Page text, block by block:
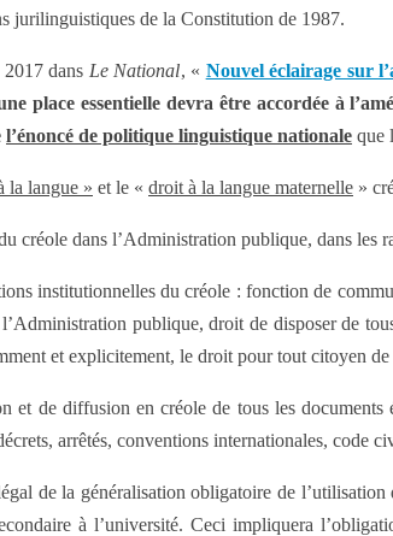
jurilinguistiques de la Constitution de 1987.
dans Le National, « Nouvel éclairage sur
place essentielle devra être accordée à
l’énoncé de politique linguistique nationale que
la langue » et le « droit à la langue maternelle »
créole dans l’Administration publique, dans les
institutionnelles du créole : fonction de
publique, droit de disposer de
et explicitement, le droit pour tout citoyen
et de diffusion en créole de tous les
arrêtés, conventions internationales, code
de la généralisation obligatoire de
à l’université. Ceci impliquera